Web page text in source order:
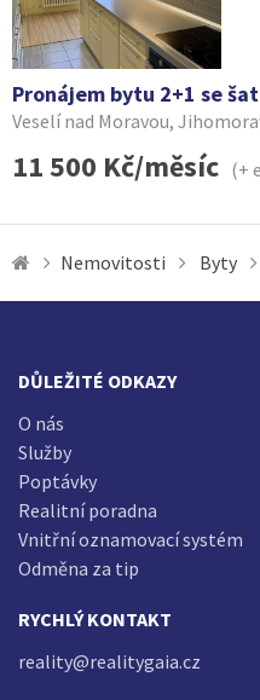
Pronájem bytu 2+1 se
Veselí nad Moravou,
11 500 Kč/měsíc (+
Nemovitosti Byty
DŮLEŽITÉ ODKAZY
O nás
Služby
Poptávky
Realitní poradna
Vnitřní oznamovací systém
Odměna za tip
RYCHLÝ KONTAKT
reality@realitygaia.cz